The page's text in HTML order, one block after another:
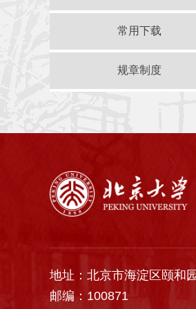
常用下载
规章制度
地址：北京市海淀区颐和
邮编：100871